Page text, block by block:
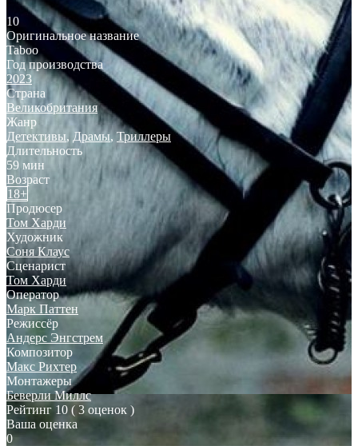
10
Оригинальное название
Taboo
Год производства
2023
Страна
Великобритания
Жанр
Детективы, Драмы,Триллеры
Длительность
59 мин
Возраст
18+
Продюсер
Том Харди
Художник
Соня Клаус
Сценарист
Том Харди
Оператор
Марк Паттен
Режиссёр
Андерс Энгстрем
Композитор
Макс Рихтер
Монтажеры
Беверли Миллс
Рейтинг 10 ( 3 оценок )
Ваша оценка
0